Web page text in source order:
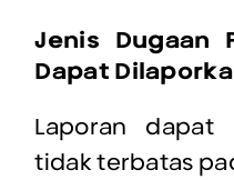
Jenis Dugaan
Dapat
Laporan dapat
tidak terbatas